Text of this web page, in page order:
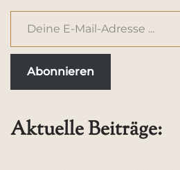
Abonnieren
Aktuelle Beiträge: